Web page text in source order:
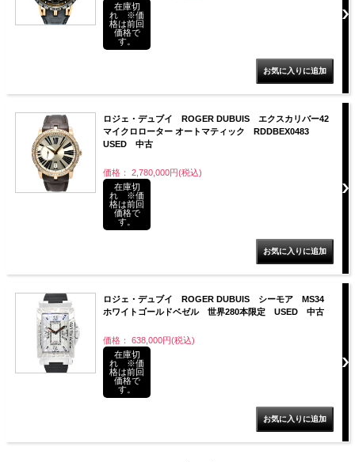
在庫切
れ ※価
格は前回
価格で
す。
ロジェ・デュブイ ROGER DUBUIS エクスカリバー42
マイクロローター オートマティック RDDBEX0483
USED 中古
価格： 2,780,000円(税込)
在庫切
れ ※価
格は前回
価格で
す。
ロジェ・デュブイ ROGER DUBUIS シーモア MS34
ホワイトゴールドベゼル 世界280本限定 USED 中古
価格： 638,000円(税込)
在庫切
れ ※価
格は前回
価格で
す。